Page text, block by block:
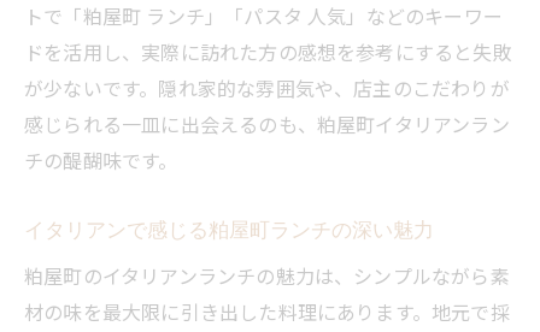
トで「粕屋町 ランチ」「パスタ 人気」などのキーワー
ドを活用し、実際に訪れた方の感想を参考にすると失敗
が少ないです。隠れ家的な雰囲気や、店主のこだわりが
感じられる一皿に出会えるのも、粕屋町イタリアンラン
チの醍醐味です。
イタリアンで感じる粕屋町ランチの深い魅力
粕屋町のイタリアンランチの魅力は、シンプルながら素
材の味を最大限に引き出した料理にあります。地元で採